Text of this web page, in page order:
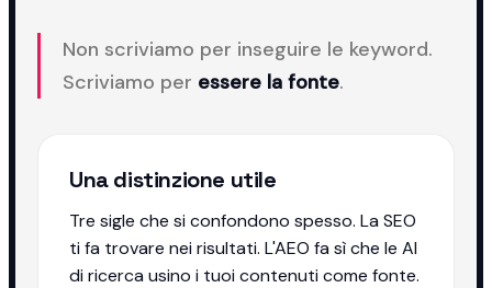
Non scriviamo per inseguire le keyword.
Scriviamo per essere la fonte.
Una distinzione utile
Tre sigle che si confondono spesso. La SEO
ti fa trovare nei risultati. L'AEO fa sì che le AI
di ricerca usino i tuoi contenuti come fonte.